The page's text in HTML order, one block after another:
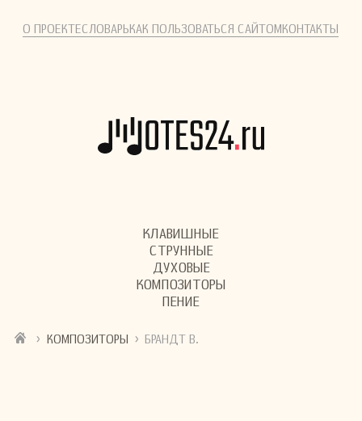
О ПРОЕКТЕСЛОВАРЬКАК ПОЛЬЗОВАТЬСЯ САЙТОМКОНТАКТЫ
КЛАВИШНЫЕ
СТРУННЫЕ
ДУХОВЫЕ
КОМПОЗИТОРЫ
ПЕНИЕ
› КОМПОЗИТОРЫ › БРАНДТ В.